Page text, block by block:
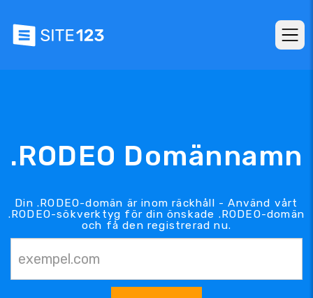
.RODEO Domännamn
Din .RODEO-domän är inom räckhåll - Använd vårt
.RODEO-sökverktyg för din önskade .RODEO-domän
och få den registrerad nu.